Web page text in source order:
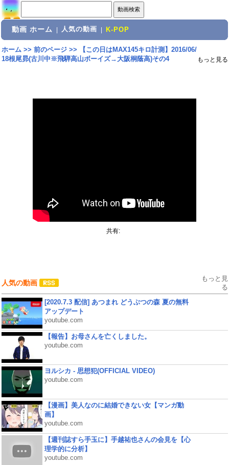
動画 ホーム 人気の動画 K-POP
ホーム>> 前のページ>>
【この日はMAX145キロ計測】2016/06/
18根尾昴(古川中※飛騨高山ボーイズ→大阪桐蔭高)その4
もっと見る
共有:
人気の動画
もっと見
る
[2020.7.3 配信] あつまれ どうぶつの森 夏の無料
アップデート
youtube.com
【報告】お母さんを亡くしました。
youtube.com
ヨルシカ - 思想犯(OFFICIAL VIDEO)
youtube.com
【漫画】美人なのに結婚できない女【マンガ動
画】
youtube.com
【週刊誌すら手玉に】手越祐也さんの会見を【心
理学的に分析】
youtube.com